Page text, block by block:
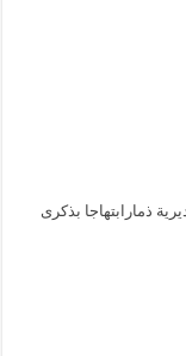
ذمارابتهاجا بذكرى